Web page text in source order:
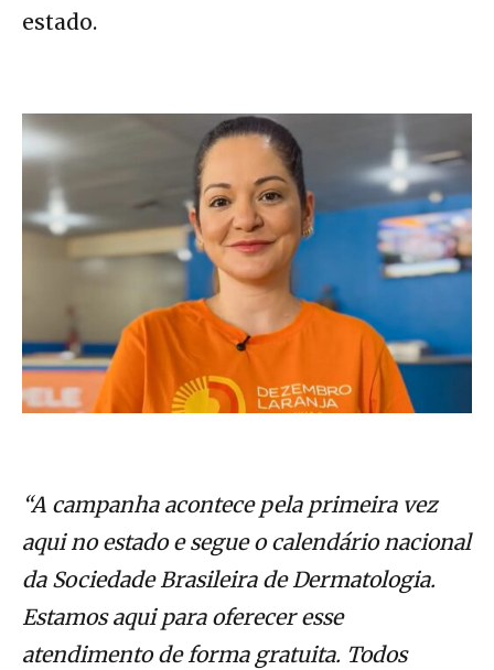
estado.
“A campanha acontece pela primeira vez
aqui no estado e segue o calendário nacional
da Sociedade Brasileira de Dermatologia.
Estamos aqui para oferecer esse
atendimento de forma gratuita. Todos